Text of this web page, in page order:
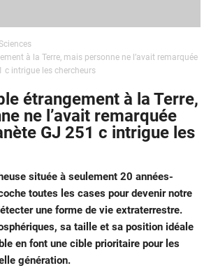
Sciences
à la Terre, mais personne ne l’avait remarquée
c intrigue les chercheurs
étrangement à la Terre,
ne l’avait remarquée
GJ 251 c intrigue les
située à seulement 20 années-
toutes les cases pour devenir notre
une forme de vie extraterrestre.
sa taille et sa position idéale
en font une cible prioritaire pour les
génération.